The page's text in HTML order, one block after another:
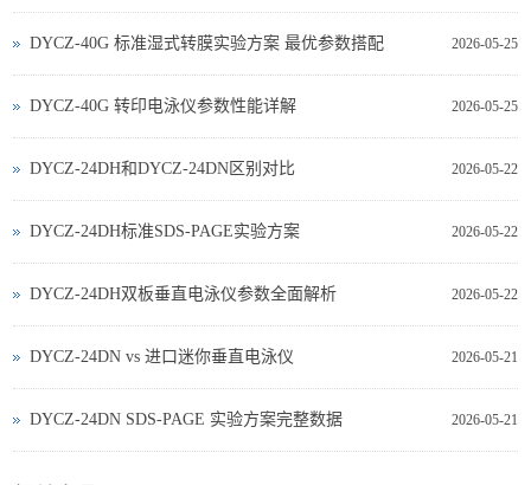
2026-05-25
DYCZ-40G 标准湿式转膜实验方案 最优参数搭配
2026-05-25
DYCZ-40G 转印电泳仪参数性能详解
2026-05-22
DYCZ-24DH和DYCZ-24DN区别对比
2026-05-22
DYCZ-24DH标准SDS-PAGE实验方案
2026-05-22
DYCZ-24DH双板垂直电泳仪参数全面解析
2026-05-21
DYCZ‑24DN vs 进口迷你垂直电泳仪
2026-05-21
DYCZ‑24DN SDS‑PAGE 实验方案完整数据